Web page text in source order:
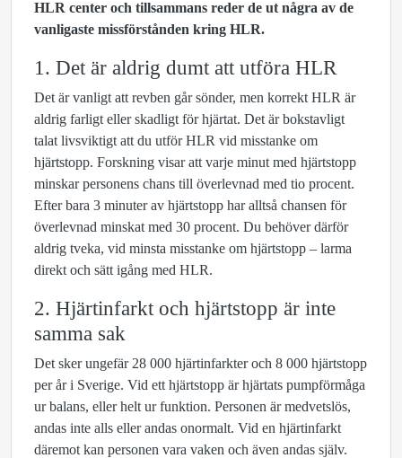
HLR center och tillsammans reder de ut några av de
vanligaste missförstånden kring HLR.
1. Det är aldrig dumt att utföra HLR
Det är vanligt att revben går sönder, men korrekt HLR är
aldrig farligt eller skadligt för hjärtat. Det är bokstavligt
talat livsviktigt att du utför HLR vid misstanke om
hjärtstopp. Forskning visar att varje minut med hjärtstopp
minskar personens chans till överlevnad med tio procent.
Efter bara 3 minuter av hjärtstopp har alltså chansen för
överlevnad minskat med 30 procent. Du behöver därför
aldrig tveka, vid minsta misstanke om hjärtstopp – larma
direkt och sätt igång med HLR.
2. Hjärtinfarkt och hjärtstopp är inte
samma sak
Det sker ungefär 28 000 hjärtinfarkter och 8 000 hjärtstopp
per år i Sverige. Vid ett hjärtstopp är hjärtats pumpförmåga
ur balans, eller helt ur funktion. Personen är medvetslös,
andas inte alls eller andas onormalt. Vid en hjärtinfarkt
däremot kan personen vara vaken och även andas själv.